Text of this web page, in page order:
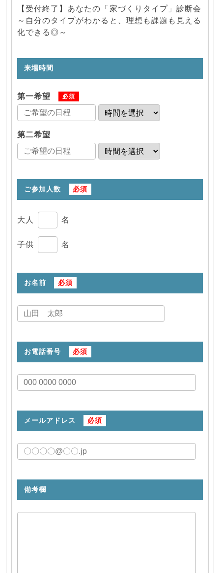
【受付終了】あなたの「家づくりタイプ」診断会
～自分のタイプがわかると、理想も課題も見える
化できる◎～
来場時間
第一希望 必須
第二希望
ご参加人数 必須
大人 名
子供 名
お名前 必須
お電話番号 必須
メールアドレス 必須
備考欄